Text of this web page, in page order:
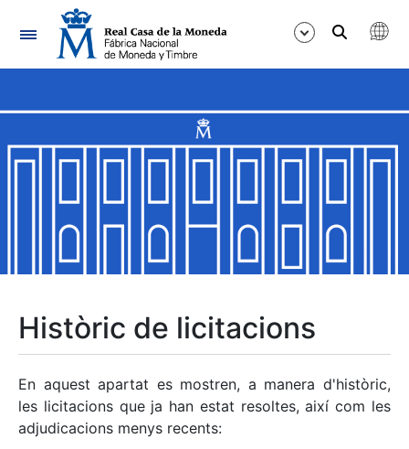
Navegació
Mostra/Amaga
Mostra/Amaga
Mostra/Amaga
Històric de licitacions
En aquest apartat es mostren, a manera d'històric,
les licitacions que ja han estat resoltes, així com les
adjudicacions menys recents: